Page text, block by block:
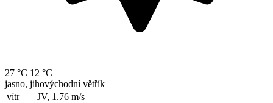
27 °C 12 °C
jasno, jihovýchodní větřík
vítr
JV, 1.76 m/s